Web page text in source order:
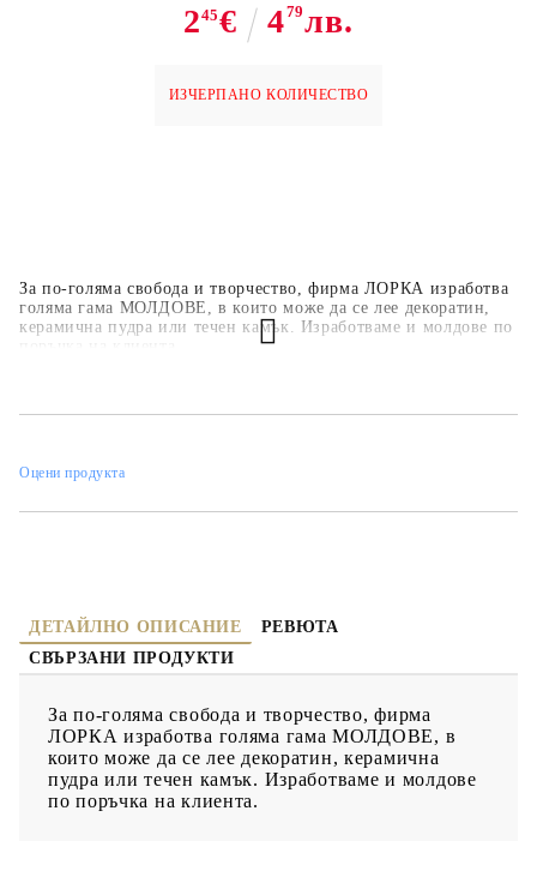
245€ 479лв.
ИЗЧЕРПАНО КОЛИЧЕСТВО
За по-голяма свобода и творчество, фирма ЛОРКА изработва
голяма гама МОЛДОВЕ, в които може да се лее декоратин,
керамична пудра или течен камък. Изработваме и молдове по
Оцени продукта
ДЕТАЙЛНО ОПИСАНИЕ
РЕВЮТА
СВЪРЗАНИ ПРОДУКТИ
За по-голяма свобода и творчество, фирма
ЛОРКА изработва голяма гама МОЛДОВЕ, в
които може да се лее декоратин, керамична
пудра или течен камък. Изработваме и молдове
по поръчка на клиента.